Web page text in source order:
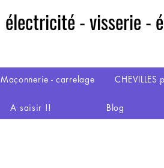
électricité - visserie -
Maçonnerie - carrelage CHEVILLES
A saisir !! Blog